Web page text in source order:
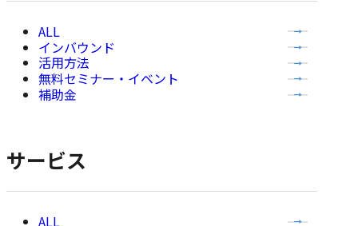
て
の
記
示
インバウンド
活用方法
無料セミナー・イベント
補助金
サービス